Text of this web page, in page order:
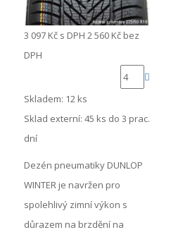
3 097 Kč s DPH 2 560 Kč bez
DPH
Skladem: 12 ks
Sklad externí: 45 ks do 3 prac.
dní
Dezén pneumatiky DUNLOP
WINTER je navržen pro
spolehlivý zimní výkon s
důrazem na brzdění na